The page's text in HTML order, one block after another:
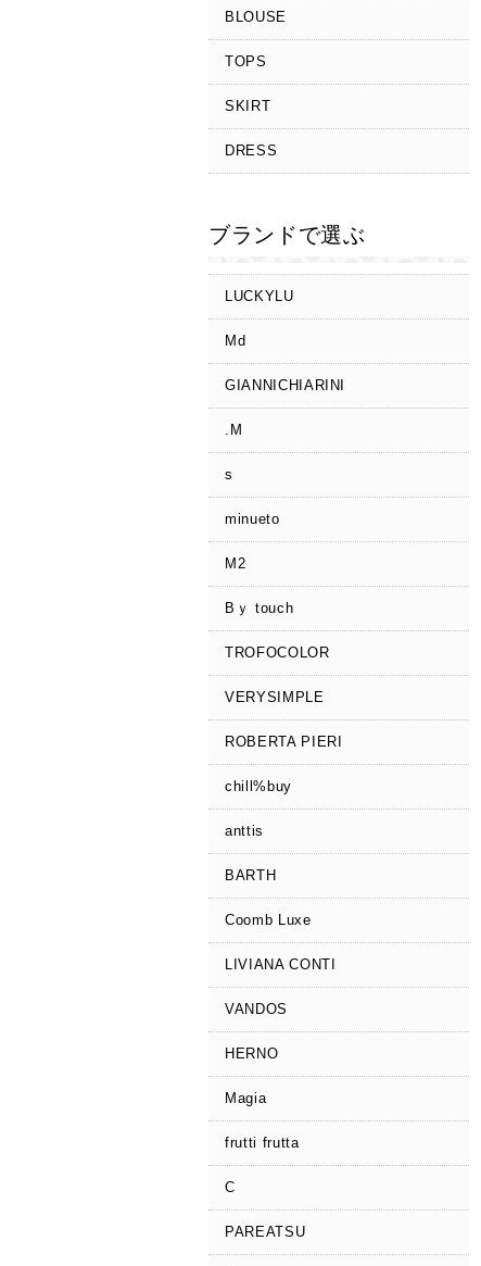
BLOUSE
TOPS
SKIRT
DRESS
ブランドで選ぶ
LUCKYLU
Md
GIANNICHIARINI
.M
s
minueto
M2
Bｙ touch
TROFOCOLOR
VERYSIMPLE
ROBERTA PIERI
chill%buy
anttis
BARTH
Coomb Luxe
LIVIANA CONTI
VANDOS
HERNO
Magia
frutti frutta
C
PAREATSU